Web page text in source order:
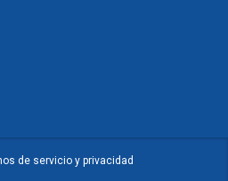
de servicio y privacidad